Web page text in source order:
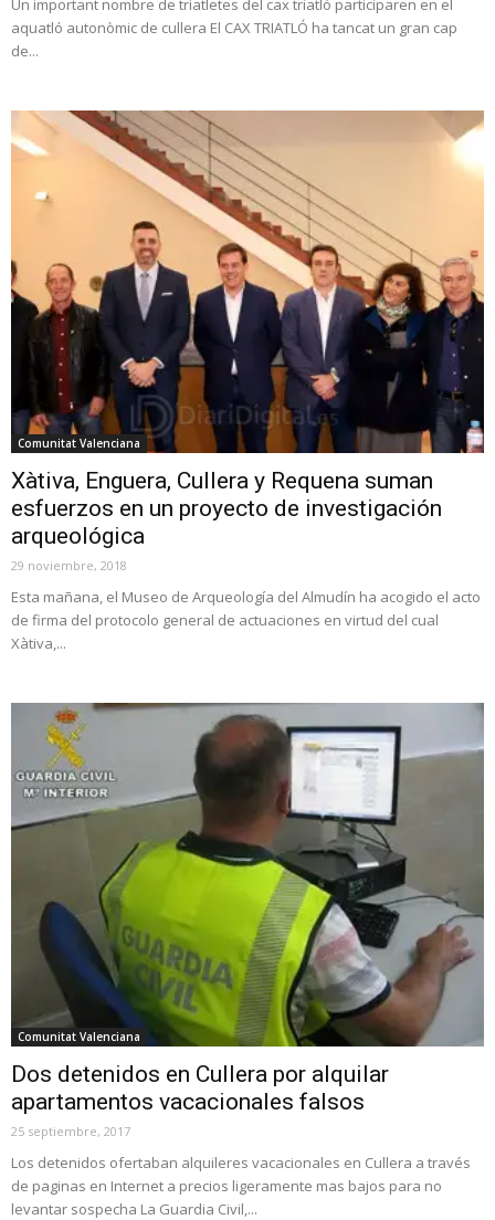
Un important nombre de triatletes del cax triatló participaren en el
aquatló autonòmic de cullera El CAX TRIATLÓ ha tancat un gran cap
de...
Comunitat Valenciana
Xàtiva, Enguera, Cullera y Requena suman
esfuerzos en un proyecto de investigación
arqueológica
29 noviembre, 2018
Esta mañana, el Museo de Arqueología del Almudín ha acogido el acto
de firma del protocolo general de actuaciones en virtud del cual
Xàtiva,...
Comunitat Valenciana
Dos detenidos en Cullera por alquilar
apartamentos vacacionales falsos
25 septiembre, 2017
Los detenidos ofertaban alquileres vacacionales en Cullera a través
de paginas en Internet a precios ligeramente mas bajos para no
levantar sospecha La Guardia Civil,...